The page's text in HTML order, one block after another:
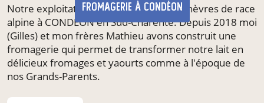
fromagerie à Condéon
Notre exploitation familiale élève 120 chèvres de race
alpine à CONDEON en Sud-Charente. Depuis 2018 moi
(Gilles) et mon frères Mathieu avons construit une
fromagerie qui permet de transformer notre lait en
délicieux fromages et yaourts comme à l'époque de
nos Grands-Parents.